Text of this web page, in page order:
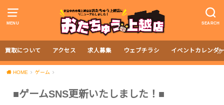
MENU SEARCH
買取について アクセス 求人募集 ウェブチラシ イベントカレンダ
HOME ゲーム
■ゲームSNS更新いたしました！■